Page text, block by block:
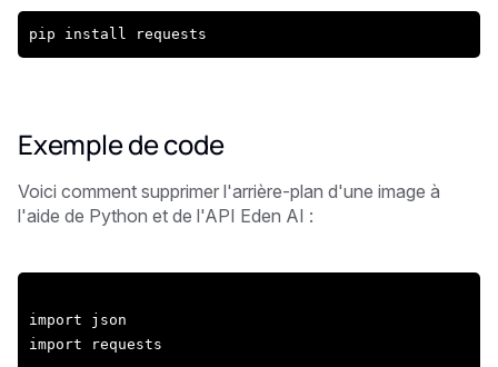
pip install requests
Exemple de code
Voici comment supprimer l'arrière-plan d'une image à
l'aide de Python et de l'API Eden AI :
import json
import requests